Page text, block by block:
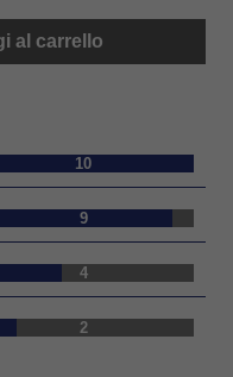
al carrello
10
9
4
2